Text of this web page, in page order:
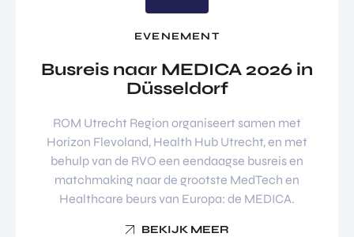
EVENEMENT
Busreis naar MEDICA 2026 in
Düsseldorf
ROM Utrecht Region organiseert samen met
Horizon Flevoland, Health Hub Utrecht, en met
behulp van de RVO een eendaagse busreis en
matchmaking naar de grootste MedTech en
Healthcare beurs van Europa: de MEDICA.
BEKIJK MEER